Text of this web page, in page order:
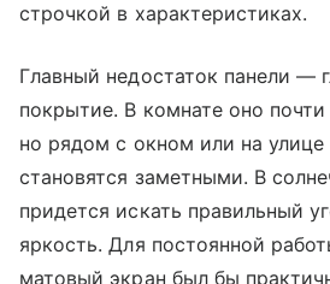
строчкой в характеристиках.
Главный недостаток панели —
покрытие. В комнате оно
но рядом с окном или на
становятся заметными. В
придется искать правильный
яркость. Для постоянной
матовый экран был бы